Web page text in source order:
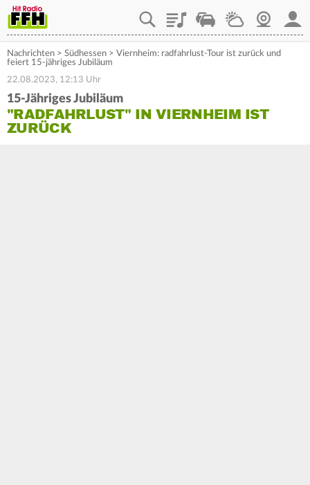
PlaylistStaupilotWetterWebcam
Nachrichten > Südhessen > Viernheim: radfahrlust-Tour ist zurück und
feiert 15-jähriges Jubiläum
22.08.2023, 12:13 Uhr
15-Jähriges Jubiläum
"RADFAHRLUST" IN VIERNHEIM IST
ZURÜCK